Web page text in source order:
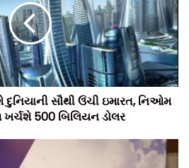
તેના વર્તમાન તેમજ ભાવિ
પહોંચી વળવામાં મદદ કરશે. આ
યુનિટ ખર્ચ વીજળી ગ્રીડમાંથી મેળવેલી
ડિરેક્ટર – MFLએ જણાવ્યું હતું કે,
અમારી વધારાની વીજળીની માંગને
સૌથી ઉંચી ઇમારત, નિઓમ
500 બિલિયન ડોલર